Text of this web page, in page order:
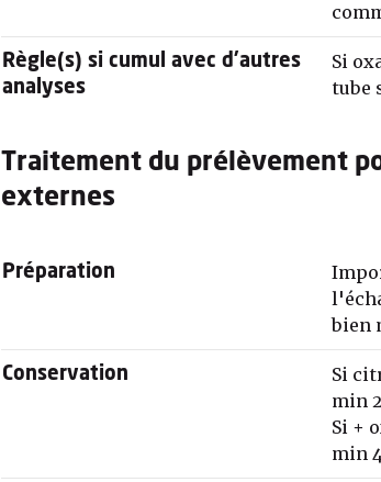
Règle(s) si cumul avec d'autres
analyses
Si
tube
Traitement du prélèvement
externes
Préparation
bien
Conservation
Si
min
Si +
min